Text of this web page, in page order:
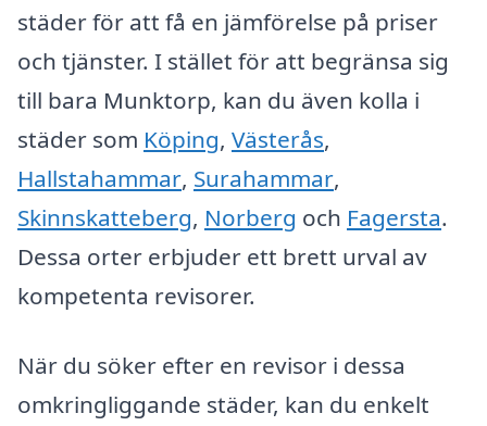
städer för att få en jämförelse på priser
och tjänster. I stället för att begränsa sig
till bara Munktorp, kan du även kolla i
städer som Köping, Västerås,
Hallstahammar, Surahammar,
Skinnskatteberg, Norberg och Fagersta.
Dessa orter erbjuder ett brett urval av
kompetenta revisorer.
När du söker efter en revisor i dessa
omkringliggande städer, kan du enkelt